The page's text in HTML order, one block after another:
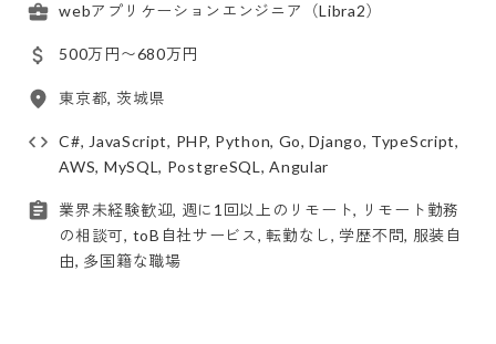
webアプリケーションエンジニア（Libra2）
500万円〜680万円
東京都, 茨城県
C#, JavaScript, PHP, Python, Go, Django, TypeScript,
AWS, MySQL, PostgreSQL, Angular
業界未経験歓迎, 週に1回以上のリモート, リモート勤務
の相談可, toB自社サービス, 転勤なし, 学歴不問, 服装自
由, 多国籍な職場